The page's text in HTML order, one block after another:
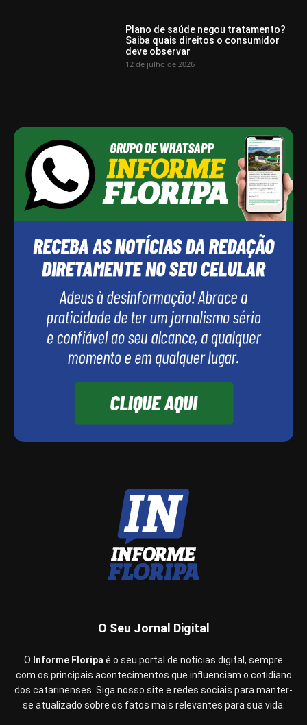
Plano de saúde negou tratamento?
Saiba quais direitos o consumidor
deve observar
12 de julho de 2026
O Seu Jornal Digital
O Informe Floripaé o seu portal de notícias digital, sempre
com os principais acontecimentos que influenciam o cotidiano
dos catarinenses. Siga nosso site e redes sociais para manter-
se atualizado sobre os fatos mais relevantes para sua vida.